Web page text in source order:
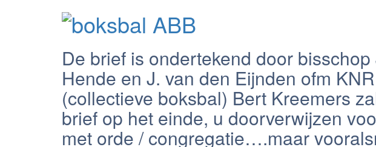
De brief is ondertekend door bisschop
Hende en J. van den Eijnden ofm
(collectieve boksbal) Bert Kreemers
brief op het einde, u doorverwijzen
met orde / congregatie….maar